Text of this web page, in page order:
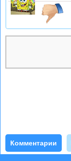
Комментарии